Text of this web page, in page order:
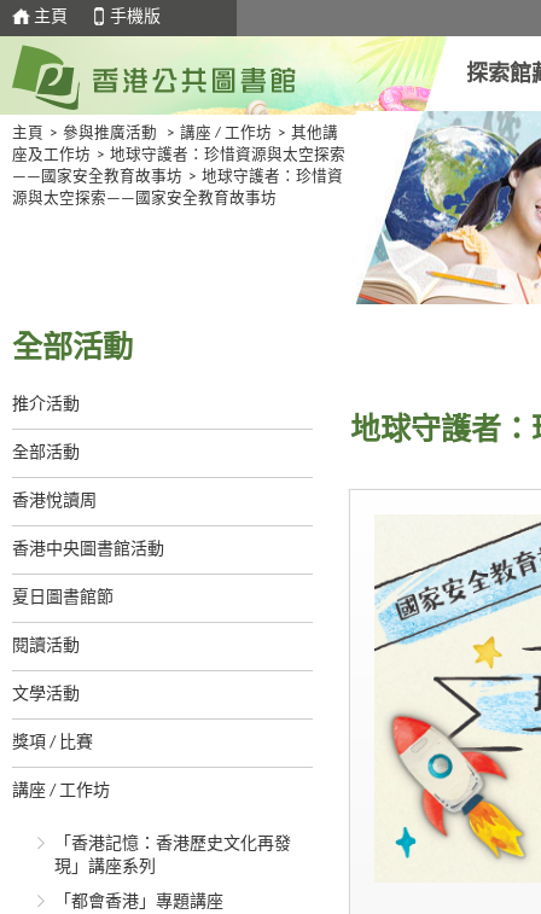
主頁 手機版
探索館
主頁 > 參與推廣活動 > 講座 / 工作坊 > 其他講
座及工作坊 > 地球守護者：珍惜資源與太空探索
——國家安全教育故事坊 > 地球守護者：珍惜資
源與太空探索——國家安全教育故事坊
全部活動
推介活動
全部活動
香港悅讀周
香港中央圖書館活動
夏日圖書館節
閱讀活動
文學活動
獎項 / 比賽
講座 / 工作坊
「香港記憶：香港歷史文化再發
現」講座系列
「都會香港」專題講座
地球守護者